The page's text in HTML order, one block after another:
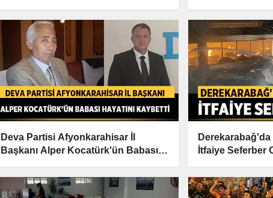
Deva Partisi Afyonkarahisar İl
Başkanı Alper Kocatürk'ün Babası
Derekarabağ'da
İtfaiye Seferber